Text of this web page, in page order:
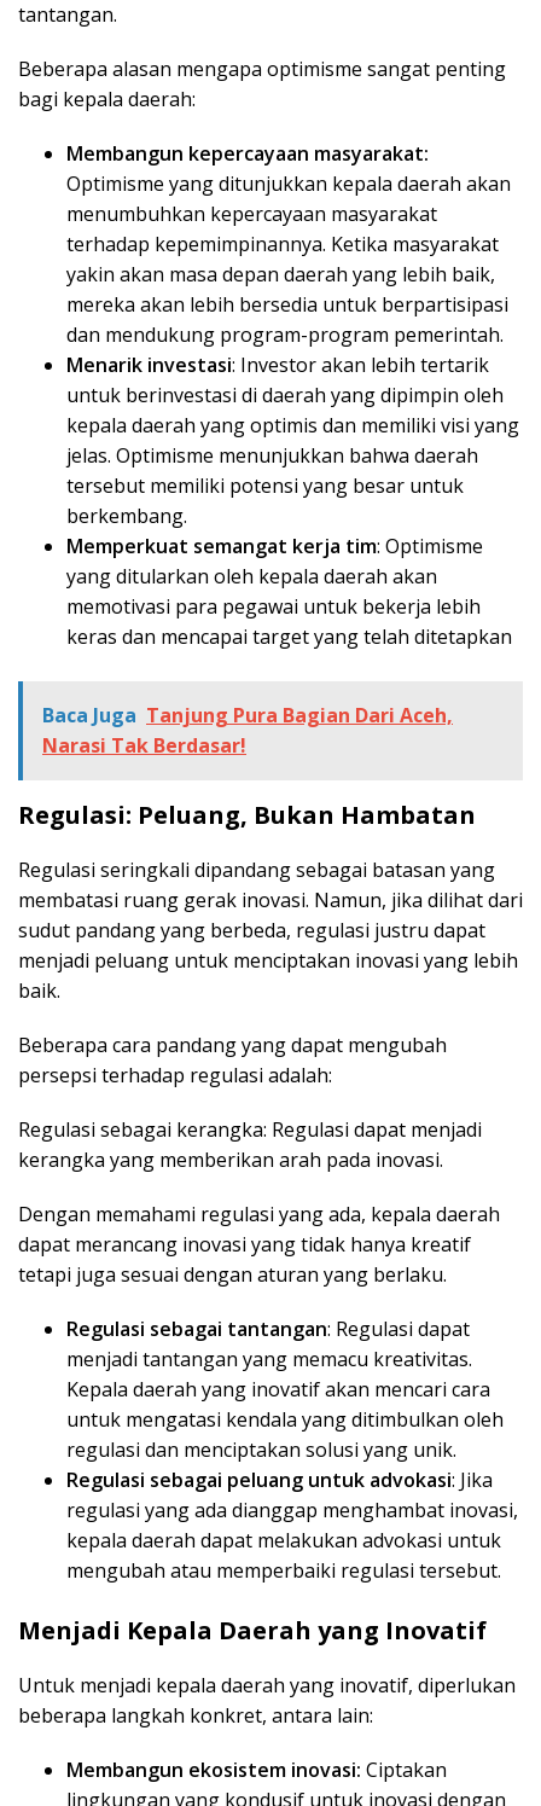
tantangan.
Beberapa alasan mengapa optimisme sangat penting
bagi kepala daerah:
Membangun kepercayaan masyarakat:
Optimisme yang ditunjukkan kepala daerah akan
menumbuhkan kepercayaan masyarakat
terhadap kepemimpinannya. Ketika masyarakat
yakin akan masa depan daerah yang lebih baik,
mereka akan lebih bersedia untuk berpartisipasi
dan mendukung program-program pemerintah.
Menarik investasi: Investor akan lebih tertarik
untuk berinvestasi di daerah yang dipimpin oleh
kepala daerah yang optimis dan memiliki visi yang
jelas. Optimisme menunjukkan bahwa daerah
tersebut memiliki potensi yang besar untuk
berkembang.
Memperkuat semangat kerja tim: Optimisme
yang ditularkan oleh kepala daerah akan
memotivasi para pegawai untuk bekerja lebih
keras dan mencapai target yang telah ditetapkan
Baca Juga Tanjung Pura Bagian Dari Aceh,
Narasi Tak Berdasar!
Regulasi: Peluang, Bukan Hambatan
Regulasi seringkali dipandang sebagai batasan yang
membatasi ruang gerak inovasi. Namun, jika dilihat dari
sudut pandang yang berbeda, regulasi justru dapat
menjadi peluang untuk menciptakan inovasi yang lebih
baik.
Beberapa cara pandang yang dapat mengubah
persepsi terhadap regulasi adalah:
Regulasi sebagai kerangka: Regulasi dapat menjadi
kerangka yang memberikan arah pada inovasi.
Dengan memahami regulasi yang ada, kepala daerah
dapat merancang inovasi yang tidak hanya kreatif
tetapi juga sesuai dengan aturan yang berlaku.
Regulasi sebagai tantangan: Regulasi dapat
menjadi tantangan yang memacu kreativitas.
Kepala daerah yang inovatif akan mencari cara
untuk mengatasi kendala yang ditimbulkan oleh
regulasi dan menciptakan solusi yang unik.
Regulasi sebagai peluang untuk advokasi: Jika
regulasi yang ada dianggap menghambat inovasi,
kepala daerah dapat melakukan advokasi untuk
mengubah atau memperbaiki regulasi tersebut.
Menjadi Kepala Daerah yang Inovatif
Untuk menjadi kepala daerah yang inovatif, diperlukan
beberapa langkah konkret, antara lain:
Membangun ekosistem inovasi: Ciptakan
lingkungan yang kondusif untuk inovasi dengan